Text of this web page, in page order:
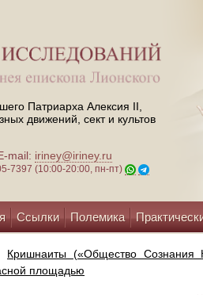
Патриарха Алексия II,
движений, сект и культов
mail: iriney@iriney.ru
7397 (10:00-20:00, пн-пт)
Ссылки Полемика
Кришнаиты («Общество
площадью